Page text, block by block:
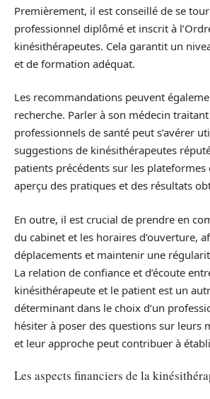
Premièrement, il est conseillé de se
professionnel diplômé et inscrit à
kinésithérapeutes. Cela garantit un
et de formation adéquat.
Les recommandations peuvent
recherche. Parler à son médecin traitant
professionnels de santé peut s’avérer
suggestions de kinésithérapeutes
patients précédents sur les
aperçu des pratiques et des résultats
En outre, il est crucial de prendre en
du cabinet et les horaires d’ouverture,
déplacements et maintenir une
La relation de confiance et d’écoute
kinésithérapeute et le patient est un
déterminant dans le choix d’un
hésiter à poser des questions sur leurs
et leur approche peut contribuer à
Les aspects financiers de la